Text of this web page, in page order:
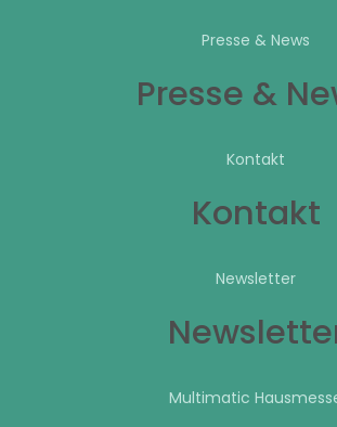
Presse & News
Presse &
Kontakt
Kontakt
Newsletter
Multimatic